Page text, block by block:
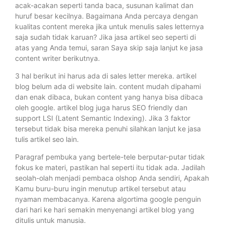
acak-acakan seperti tanda baca, susunan kalimat dan
huruf besar kecilnya. Bagaimana Anda percaya dengan
kualitas content mereka jika untuk menulis sales letternya
saja sudah tidak karuan? Jika jasa artikel seo seperti di
atas yang Anda temui, saran Saya skip saja lanjut ke jasa
content writer berikutnya.
3 hal berikut ini harus ada di sales letter mereka. artikel
blog belum ada di website lain. content mudah dipahami
dan enak dibaca, bukan content yang hanya bisa dibaca
oleh google. artikel blog juga harus SEO friendly dan
support LSI (Latent Semantic Indexing). Jika 3 faktor
tersebut tidak bisa mereka penuhi silahkan lanjut ke jasa
tulis artikel seo lain.
Paragraf pembuka yang bertele-tele berputar-putar tidak
fokus ke materi, pastikan hal seperti itu tidak ada. Jadilah
seolah-olah menjadi pembaca olshop Anda sendiri, Apakah
Kamu buru-buru ingin menutup artikel tersebut atau
nyaman membacanya. Karena algortima google penguin
dari hari ke hari semakin menyenangi artikel blog yang
ditulis untuk manusia.